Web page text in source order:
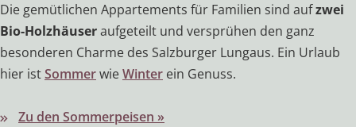
Die gemütlichen Appartements für Familien sind aufzwei
Bio-Holzhäuseraufgeteilt und versprühen den ganz
besonderen Charme des Salzburger Lungaus. Ein Urlaub
hier istSommerwieWinter ein Genuss.
Zu den Sommerpeisen »